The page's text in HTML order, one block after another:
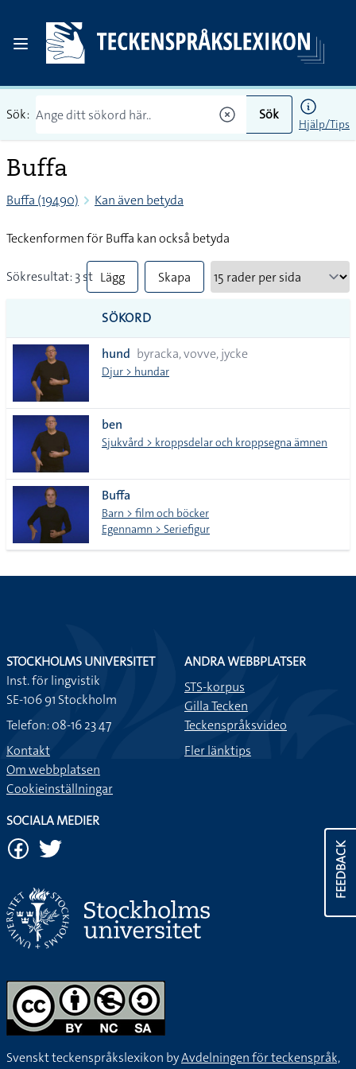
Sök: Sök
Hjälp/Tips
Buffa
Buffa (19490) Kan även betyda
Teckenformen för Buffa kan också betyda
Sökresultat: 3 st Lägg
till
alla i
lista
Skapa
SÖKORD
hund byracka, vovve, jycke
Djur > hundar
ben
Sjukvård > kroppsdelar och kroppsegna ämnen
Buffa
Barn > film och böcker
Egennamn > Seriefigur
FEEDBACK
STOCKHOLMS UNIVERSITET
Inst. för lingvistik
SE-106 91 Stockholm
Telefon: 08-16 23 47
Kontakt
Om webbplatsen
Cookieinställningar
ANDRA WEBBPLATSER
STS-korpus
Gilla Tecken
Teckenspråksvideo
Fler länktips
SOCIALA MEDIER
Svenskt teckenspråkslexikon byAvdelningen för teckenspråk,